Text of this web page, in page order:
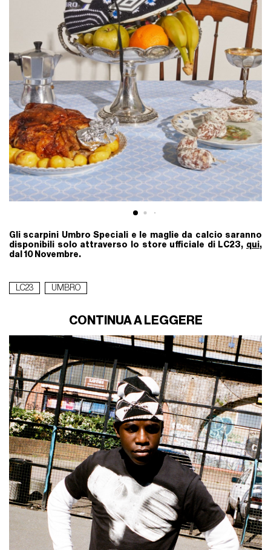
Gli scarpini Umbro Speciali e le maglie da calcio saranno
disponibili solo attraverso lo store ufficiale di LC23, qui,
dal 10 Novembre.
LC23 UMBRO
CONTINUA A LEGGERE